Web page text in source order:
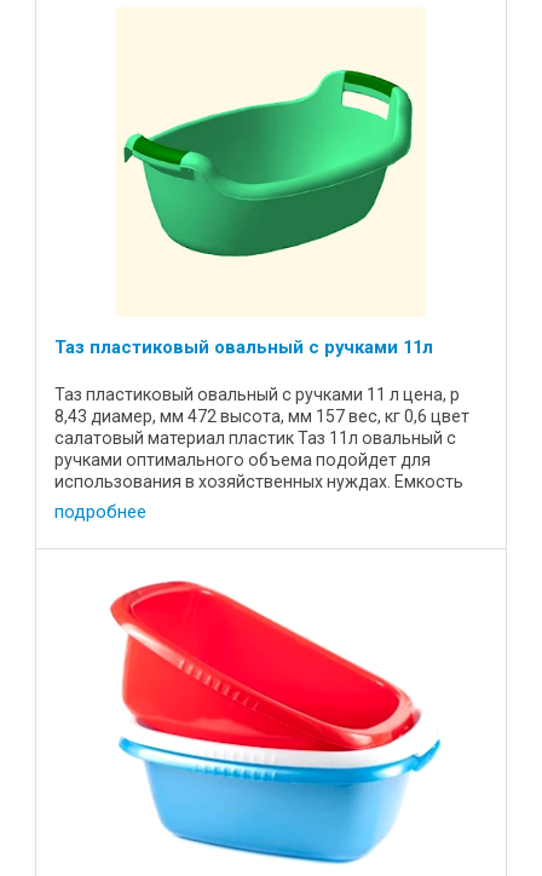
Таз пластиковый овальный с ручками 11л
Таз пластиковый овальный с ручками 11 л цена, р
8,43 диамер, мм 472 высота, мм 157 вес, кг 0,6 цвет
салатовый материал пластик Таз 11л овальный с
ручками оптимального объема подойдет для
использования в хозяйственных нуждах. Емкость
удобной формы, ...
подробнее